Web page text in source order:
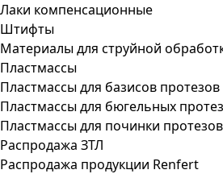
Лаки компенсационные
Штифты
Материалы для струйной
Пластмассы
Пластмассы для базисов протезов
Пластмассы для бюгельных
Пластмассы для починки протезов
Распродажа ЗТЛ
Распродажа продукции Renfert